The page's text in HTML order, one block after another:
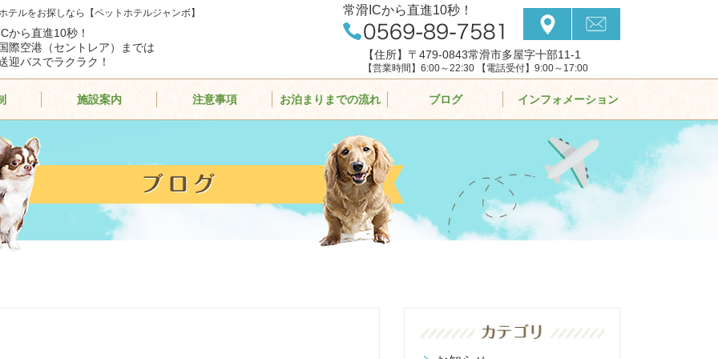
ルをお探しなら【ペットホテルジャンボ】
から直進10秒！
際空港（セントレア）までは
迎バスでラクラク！
常滑ICから直進10秒！
【住所】〒479-0843常滑市多屋字十部11-1
【営業時間】6:00～22:30 【電話受付】9:00～17:00
施設案内 注意事項 お泊まりまでの流れ ブログ インフォメーション